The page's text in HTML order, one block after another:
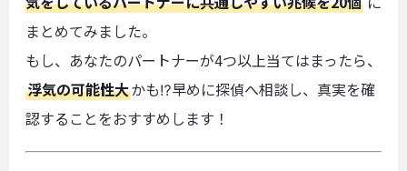
まとめてみました。
もし、あなたのパートナーが4つ以上当てはまったら、
浮気の可能性大かも⁉早めに探偵へ相談し、真実を確
認することをおすすめします！